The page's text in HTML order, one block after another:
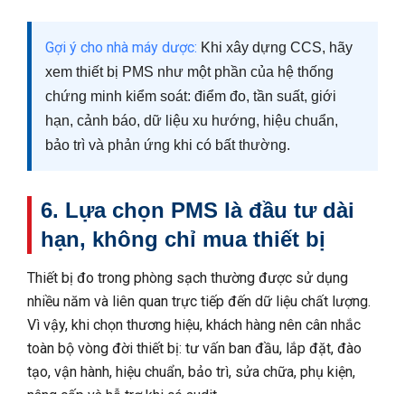
Gợi ý cho nhà máy dược: Khi xây dựng CCS, hãy
xem thiết bị PMS như một phần của hệ thống
chứng minh kiểm soát: điểm đo, tần suất, giới
hạn, cảnh báo, dữ liệu xu hướng, hiệu chuẩn,
bảo trì và phản ứng khi có bất thường.
6. Lựa chọn PMS là đầu tư dài
hạn, không chỉ mua thiết bị
Thiết bị đo trong phòng sạch thường được sử dụng
nhiều năm và liên quan trực tiếp đến dữ liệu chất lượng.
Vì vậy, khi chọn thương hiệu, khách hàng nên cân nhắc
toàn bộ vòng đời thiết bị: tư vấn ban đầu, lắp đặt, đào
tạo, vận hành, hiệu chuẩn, bảo trì, sửa chữa, phụ kiện,